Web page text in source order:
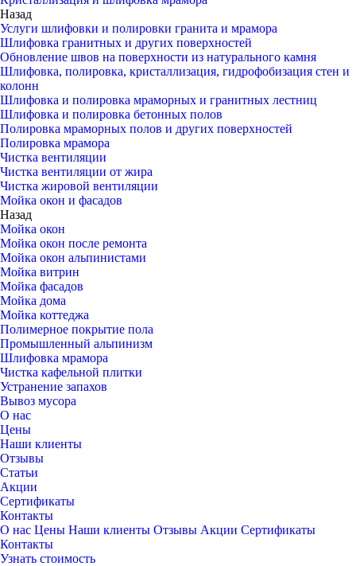
Назад
Услуги шлифовки и полировки гранита и мрамора
Шлифовка гранитных и других поверхностей
Обновление швов на поверхности из натурального камня
Шлифовка, полировка, кристаллизация, гидрофобизация стен и
колонн
Шлифовка и полировка мраморных и гранитных лестниц
Шлифовка и полировка бетонных полов
Полировка мраморных полов и других поверхностей
Полировка мрамора
Чистка вентиляции
Чистка вентиляции от жира
Чистка жировой вентиляции
Мойка окон и фасадов
Назад
Мойка окон
Мойка окон после ремонта
Мойка окон альпинистами
Мойка витрин
Мойка фасадов
Мойка дома
Мойка коттеджа
Полимерное покрытие пола
Промышленный альпинизм
Шлифовка мрамора
Чистка кафельной плитки
Устранение запахов
Вывоз мусора
О нас
Цены
Наши клиенты
Отзывы
Статьи
Акции
Сертификаты
Контакты
О нас Цены Наши клиенты Отзывы Акции Сертификаты
Контакты
Узнать стоимость